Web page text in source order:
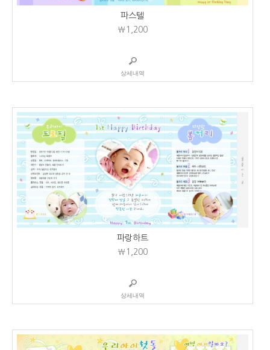
파스텔
₩1,200
상세내역
파랑하트
₩1,200
상세내역